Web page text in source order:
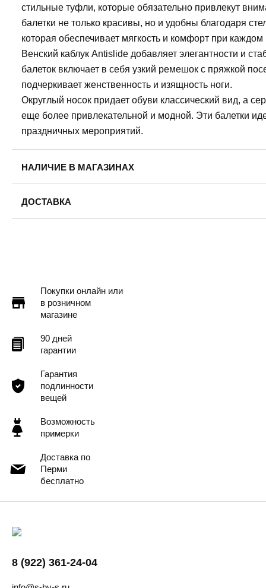
стильные туфли, которые обязательно привлекут
балетки не только красивы, но и удобны благодаря
которая обеспечивает мягкость и комфорт при
Венский каблук Antislide добавляет элегантности и
балеток включает в себя узкий ремешок с пряжкой
подчеркивает женственность и изящность ноги.
Округлый носок придает обуви классический вид, а
еще более привлекательной и модной. Эти балетки
праздничных мероприятий.
НАЛИЧИЕ В МАГАЗИНАХ
ДОСТАВКА
Пермь — бесплатно
Покупки онлайн или
в розничном
магазине
90 дней
гарантии
Гарантия
подлинности
вещей
Возможность
примерки
Доставка по
Перми
бесплатно
8 (922) 361-24-04